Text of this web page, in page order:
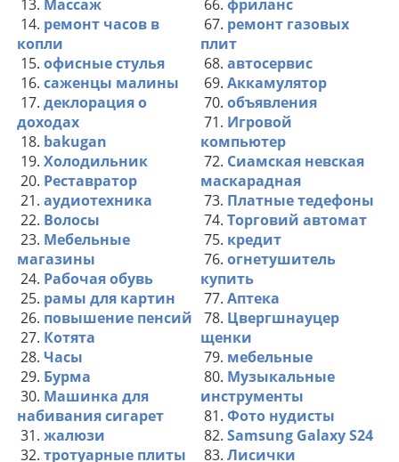
13. Массаж
14. ремонт часов в
копли
15. офисные стулья
16. саженцы малины
17. деклорация о
доходах
18. bakugan
19. Холодильник
20. Реставратор
21. аудиотехника
22. Волосы
23. Мебельные
магазины
24. Рабочая обувь
25. рамы для картин
26. повышение пенсий
27. Котята
28. Часы
29. Бурма
30. Машинка для
набивания сигарет
31. жалюзи
32. тротуарные плиты
66. фриланс
67. ремонт газовых
плит
68. автосервис
69. Аккамулятор
70. объявления
71. Игровой
компьютер
72. Сиамская невская
маскарадная
73. Платные тедефоны
74. Торговий автомат
75. кредит
76. огнетушитель
купить
77. Аптека
78. Цвергшнауцер
щенки
79. мебельные
80. Музыкальные
инструменты
81. Фото нудисты
82. Samsung Galaxy S24
83. Лисички